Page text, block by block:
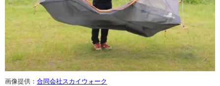
画像提供： 合同会社スカイウォーク